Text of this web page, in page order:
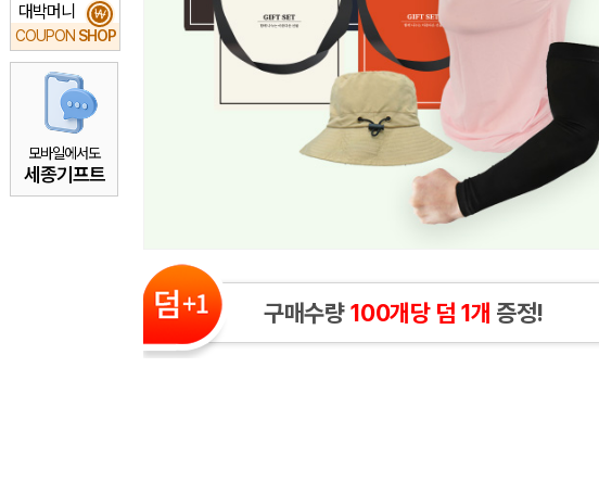
대박머니
COUPON SHOP
₩
모바일에서도
세종기프트
구매수량100개당 덤 1개 증정!